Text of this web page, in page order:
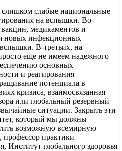
слабые национальные
на вспышки. Во-
медикаментов и
новых инфекционных
В-третьих, на
еще не имеем надежного
основных
и реагирования
потенциала в
кризиса, взаимосвязанная
или глобальный резервный
ситуации. Закрыть эти
который мы должны
возможную всемирную
практики
Институт глобального здоровья